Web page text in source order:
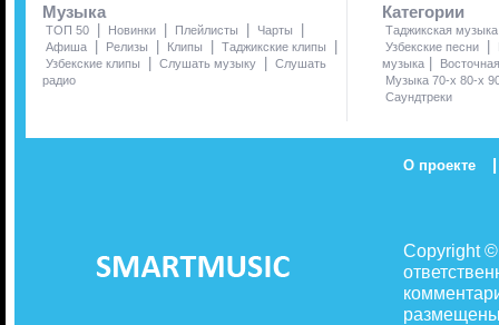
Музыка
ТОП 50 | Новинки | Плейлисты | Чарты |
Афиша | Релизы | Клипы | Таджикские клипы |
Узбекские клипы | Слушать музыку | Слушать
радио
Категории
Таджикская музыка
Узбекские песни
|
музыка |
Музыка 70-х 80-х
Саундтреки
О проекте |
Copyright
размещены